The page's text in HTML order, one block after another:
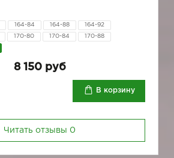
164-84 164-88 164-92
170-80 170-84 170-88
8 150 руб
В корзину
Читать отзывы 0